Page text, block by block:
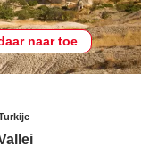
naar toe